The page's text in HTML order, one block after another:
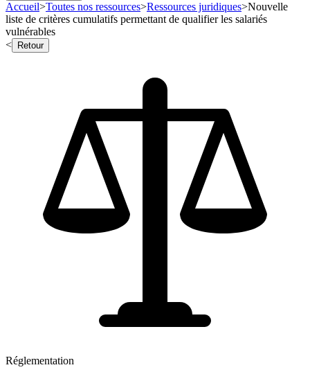
Accueil>Toutes nos ressources>Ressources juridiques>Nouvelle
liste de critères cumulatifs permettant de qualifier les salariés
vulnérables
<
Retour
Réglementation